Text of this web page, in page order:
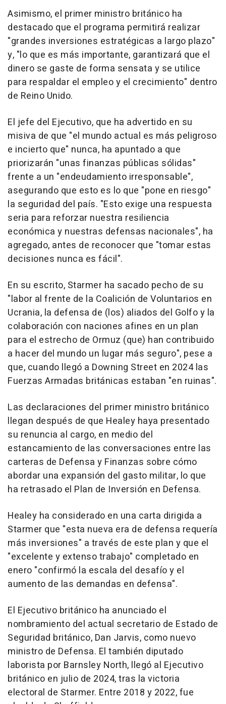
Asimismo, el primer ministro británico ha
destacado que el programa permitirá realizar
"grandes inversiones estratégicas a largo plazo"
y, "lo que es más importante, garantizará que el
dinero se gaste de forma sensata y se utilice
para respaldar el empleo y el crecimiento" dentro
de Reino Unido.
El jefe del Ejecutivo, que ha advertido en su
misiva de que "el mundo actual es más peligroso
e incierto que" nunca, ha apuntado a que
priorizarán "unas finanzas públicas sólidas"
frente a un "endeudamiento irresponsable",
asegurando que esto es lo que "pone en riesgo"
la seguridad del país. "Esto exige una respuesta
seria para reforzar nuestra resiliencia
económica y nuestras defensas nacionales", ha
agregado, antes de reconocer que "tomar estas
decisiones nunca es fácil".
En su escrito, Starmer ha sacado pecho de su
"labor al frente de la Coalición de Voluntarios en
Ucrania, la defensa de (los) aliados del Golfo y la
colaboración con naciones afines en un plan
para el estrecho de Ormuz (que) han contribuido
a hacer del mundo un lugar más seguro", pese a
que, cuando llegó a Downing Street en 2024 las
Fuerzas Armadas británicas estaban "en ruinas".
Las declaraciones del primer ministro británico
llegan después de que Healey haya presentado
su renuncia al cargo, en medio del
estancamiento de las conversaciones entre las
carteras de Defensa y Finanzas sobre cómo
abordar una expansión del gasto militar, lo que
ha retrasado el Plan de Inversión en Defensa.
Healey ha considerado en una carta dirigida a
Starmer que "esta nueva era de defensa requería
más inversiones" a través de este plan y que el
"excelente y extenso trabajo" completado en
enero "confirmó la escala del desafío y el
aumento de las demandas en defensa".
El Ejecutivo británico ha anunciado el
nombramiento del actual secretario de Estado de
Seguridad británico, Dan Jarvis, como nuevo
ministro de Defensa. El también diputado
laborista por Barnsley North, llegó al Ejecutivo
británico en julio de 2024, tras la victoria
electoral de Starmer. Entre 2018 y 2022, fue